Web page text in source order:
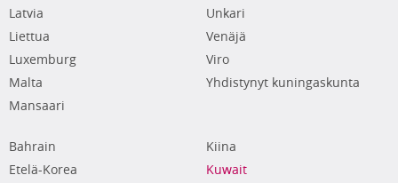
Latvia
Liettua
Luxemburg
Malta
Mansaari
Unkari
Venäjä
Viro
Yhdistynyt kuningaskunta
Bahrain
Etelä-Korea
Kiina
Kuwait